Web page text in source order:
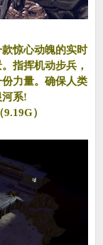
惊心动魄的实时
指挥机动步兵，
力量。确保人类
系!
）